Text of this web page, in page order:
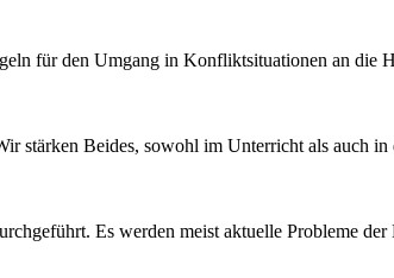
für den Umgang in Konfliktsituationen an die
stärken Beides, sowohl im Unterricht als auch in
Es werden meist aktuelle Probleme der